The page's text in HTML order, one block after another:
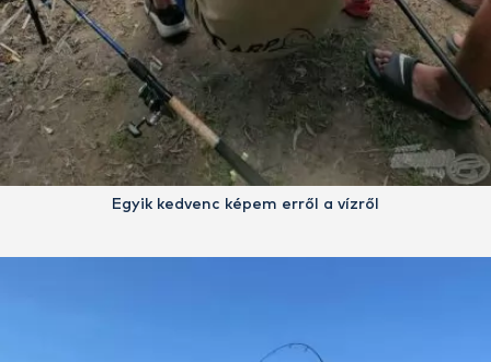
Egyik kedvenc képem erről a vízről